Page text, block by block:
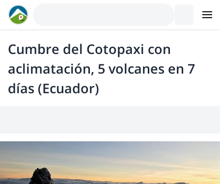
Cumbre del Cotopaxi con
aclimatación, 5 volcanes en 7
días (Ecuador)